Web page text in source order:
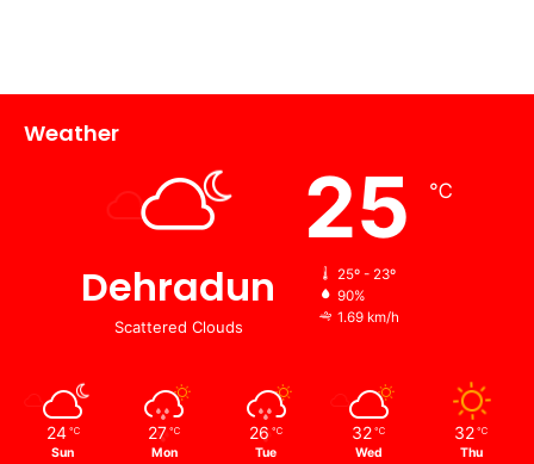
Weather
Dehradun
Scattered Clouds
25 ℃
25º - 23º
90%
1.69 km/h
24 ℃
Sun
27 ℃
Mon
26 ℃
Tue
32 ℃
Wed
32 ℃
Thu